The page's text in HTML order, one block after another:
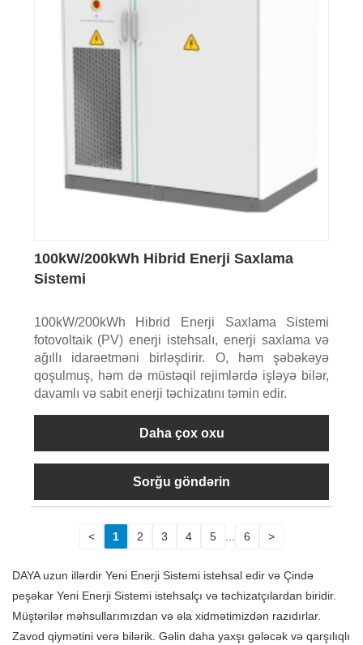
100kW/200kWh Hibrid Enerji Saxlama
Sistemi
100kW/200kWh Hibrid Enerji Saxlama Sistemi
fotovoltaik (PV) enerji istehsalı, enerji saxlama və
ağıllı idarəetməni birləşdirir. O, həm şəbəkəyə
qoşulmuş, həm də müstəqil rejimlərdə işləyə bilər,
davamlı və sabit enerji təchizatını təmin edir.
Daha çox oxu
Sorğu göndərin
< 1 2 3 4 5 6 >
DAYA uzun illərdir Yeni Enerji Sistemi istehsal edir və Çində
peşəkar Yeni Enerji Sistemi istehsalçı və təchizatçılardan biridir.
Müştərilər məhsullarımızdan və əla xidmətimizdən razıdırlar.
Zavod qiymətini verə bilərik. Gəlin daha yaxşı gələcək və qarşılıqlı